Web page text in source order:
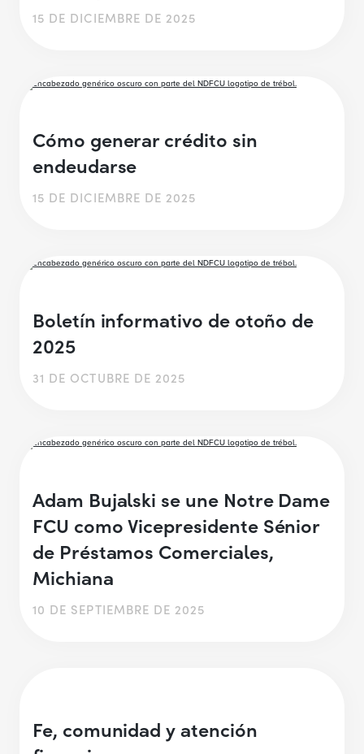
15 DE DICIEMBRE DE 2025
Cómo generar crédito sin
endeudarse
15 DE DICIEMBRE DE 2025
Boletín informativo de otoño de
2025
31 DE OCTUBRE DE 2025
Adam Bujalski se une Notre Dame
FCU como Vicepresidente Sénior
de Préstamos Comerciales,
Michiana
10 DE SEPTIEMBRE DE 2025
Fe, comunidad y atención